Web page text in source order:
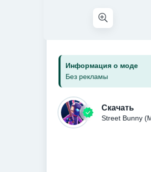
Информация о моде
Без рекламы
Скачать
Street Bunny